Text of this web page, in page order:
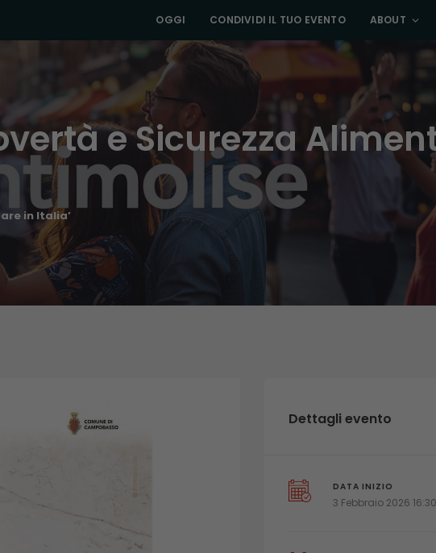
OGGI CONDIVIDI IL TUO EVENTO ABOUT
e Sicurezza
in Italia’
Dettagli evento
DATA INIZIO
3 Febbraio 2026 16:30